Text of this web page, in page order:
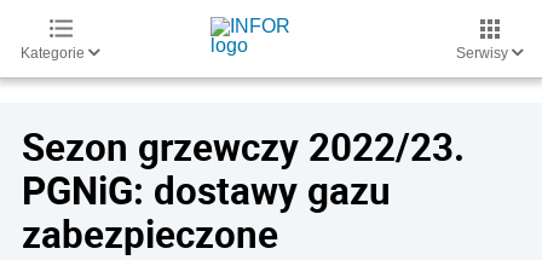
Kategorie Serwisy
Sezon grzewczy 2022/23.
PGNiG: dostawy gazu
zabezpieczone